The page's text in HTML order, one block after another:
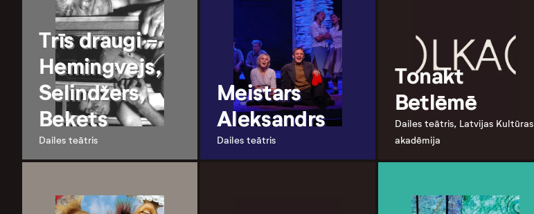
Trīs draugi -
Hemingvejs,
Selindžers,
Bekets
Dailes teātris
Meistars
Aleksandrs
Dailes teātris
Tonakt
Betlēmē
Dailes teātris, Latvijas Kultūras
akadēmija